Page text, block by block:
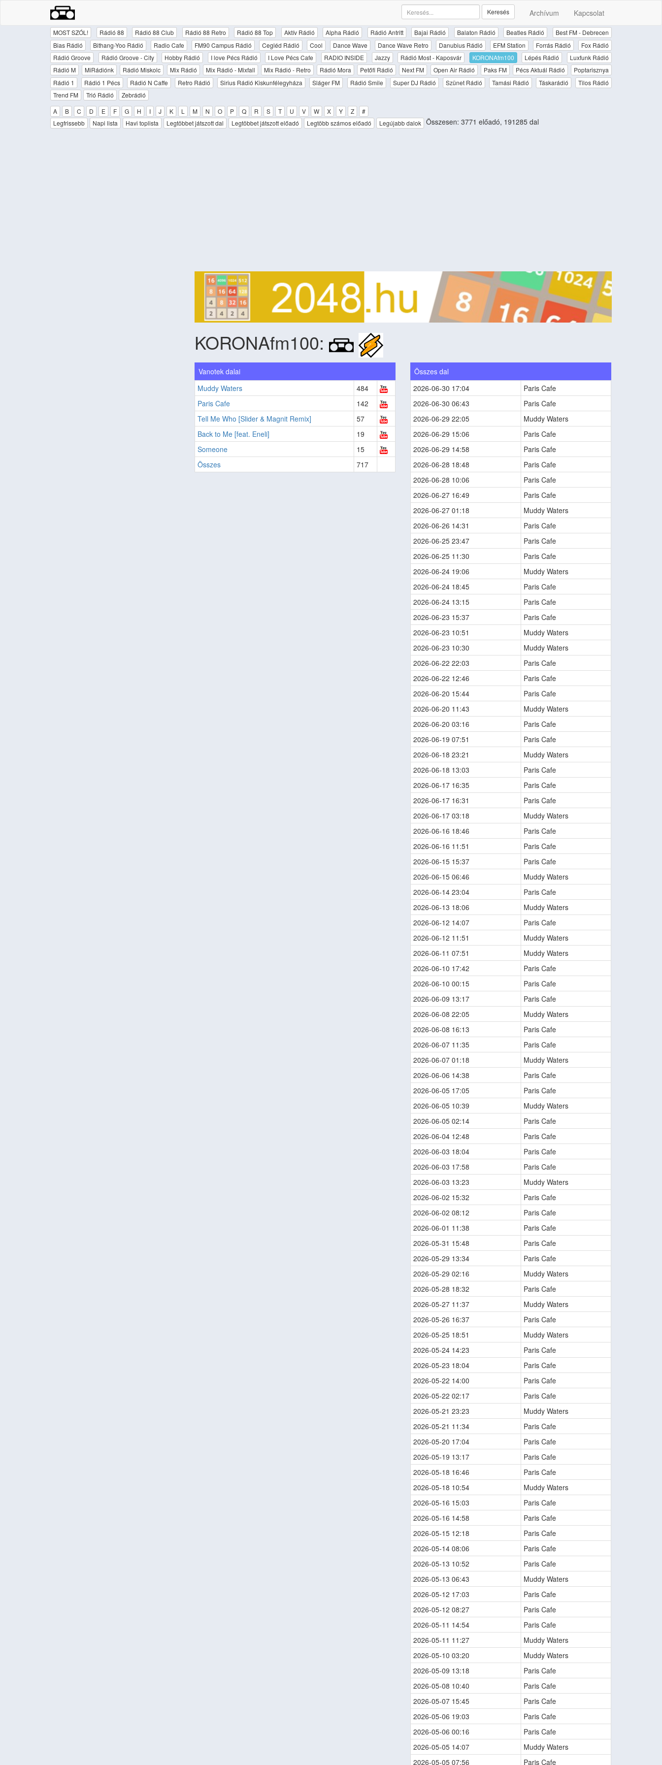
Archívum Kapcsolat
Keresés
MOST SZÓL! Rádió 88 Rádió 88 Club Rádió 88 Retro Rádió 88 Top Aktív Rádió Alpha Rádió Rádió Antritt Bajai Rádió Balaton Rádió Beatles Rádió
Best FM - Debrecen
Bias Rádió
Bithang-Yoo Rádió Radio Cafe FM90 Campus Rádió Cegléd Rádió Cool Dance Wave Dance Wave Retro Danubius Rádió EFM Station Forrás Rádió
Fox Rádió
Rádió Groove
Rádió Groove - City Hobby Rádió I love Pécs Rádió I Love Pécs Cafe RADIO INSIDE Jazzy Rádió Most - Kaposvár KORONAfm100 Lépés Rádió
Luxfunk Rádió
Rádió M
MiRádiónk Rádió Miskolc Mix Rádió Mix Rádió - Mixfall Mix Rádió - Retro Rádió Mora Petőfi Rádió Next FM Open Air Rádió Paks FM Pécs Aktuál Rádió
Poptarisznya
Rádió 1
Rádió 1 Pécs Rádió N Caffe Retro Rádió Sirius Rádió Kiskunfélegyháza Sláger FM Rádió Smile Super DJ Rádió Szünet Rádió Tamási Rádió Táskarádió
Tilos Rádió
Trend FM
Trió Rádió
Zebrádió
A
B C D E F G H I J K L M N O P Q R S T U V W X Y Z
#
Legfrissebb
Napi lista Havi toplista Legtöbbet játszott dal Legtöbbet játszott előadó Legtöbb számos előadó Legújabb dalok Összesen: 3771 előadó, 191285 dal
KORONAfm100:
Vanotek dalai
Muddy Waters
484
Paris Cafe
142
Tell Me Who [Slider & Magnit Remix]
57
Back to Me [feat. Eneli]
19
Someone
15
Összes
717
Összes dal
2026-06-30 17:04
Paris Cafe
2026-06-30 06:43
Paris Cafe
2026-06-29 22:05
Muddy Waters
2026-06-29 15:06
Paris Cafe
2026-06-29 14:58
Paris Cafe
2026-06-28 18:48
Paris Cafe
2026-06-28 10:06
Paris Cafe
2026-06-27 16:49
Paris Cafe
2026-06-27 01:18
Muddy Waters
2026-06-26 14:31
Paris Cafe
2026-06-25 23:47
Paris Cafe
2026-06-25 11:30
Paris Cafe
2026-06-24 19:06
Muddy Waters
2026-06-24 18:45
Paris Cafe
2026-06-24 13:15
Paris Cafe
2026-06-23 15:37
Paris Cafe
2026-06-23 10:51
Muddy Waters
2026-06-23 10:30
Muddy Waters
2026-06-22 22:03
Paris Cafe
2026-06-22 12:46
Paris Cafe
2026-06-20 15:44
Paris Cafe
2026-06-20 11:43
Muddy Waters
2026-06-20 03:16
Paris Cafe
2026-06-19 07:51
Paris Cafe
2026-06-18 23:21
Muddy Waters
2026-06-18 13:03
Paris Cafe
2026-06-17 16:35
Paris Cafe
2026-06-17 16:31
Paris Cafe
2026-06-17 03:18
Muddy Waters
2026-06-16 18:46
Paris Cafe
2026-06-16 11:51
Paris Cafe
2026-06-15 15:37
Paris Cafe
2026-06-15 06:46
Muddy Waters
2026-06-14 23:04
Paris Cafe
2026-06-13 18:06
Muddy Waters
2026-06-12 14:07
Paris Cafe
2026-06-12 11:51
Muddy Waters
2026-06-11 07:51
Muddy Waters
2026-06-10 17:42
Paris Cafe
2026-06-10 00:15
Paris Cafe
2026-06-09 13:17
Paris Cafe
2026-06-08 22:05
Muddy Waters
2026-06-08 16:13
Paris Cafe
2026-06-07 11:35
Paris Cafe
2026-06-07 01:18
Muddy Waters
2026-06-06 14:38
Paris Cafe
2026-06-05 17:05
Paris Cafe
2026-06-05 10:39
Muddy Waters
2026-06-05 02:14
Paris Cafe
2026-06-04 12:48
Paris Cafe
2026-06-03 18:04
Paris Cafe
2026-06-03 17:58
Paris Cafe
2026-06-03 13:23
Muddy Waters
2026-06-02 15:32
Paris Cafe
2026-06-02 08:12
Paris Cafe
2026-06-01 11:38
Paris Cafe
2026-05-31 15:48
Paris Cafe
2026-05-29 13:34
Paris Cafe
2026-05-29 02:16
Muddy Waters
2026-05-28 18:32
Paris Cafe
2026-05-27 11:37
Muddy Waters
2026-05-26 16:37
Paris Cafe
2026-05-25 18:51
Muddy Waters
2026-05-24 14:23
Paris Cafe
2026-05-23 18:04
Paris Cafe
2026-05-22 14:00
Paris Cafe
2026-05-22 02:17
Paris Cafe
2026-05-21 23:23
Muddy Waters
2026-05-21 11:34
Paris Cafe
2026-05-20 17:04
Paris Cafe
2026-05-19 13:17
Paris Cafe
2026-05-18 16:46
Paris Cafe
2026-05-18 10:54
Muddy Waters
2026-05-16 15:03
Paris Cafe
2026-05-16 14:58
Paris Cafe
2026-05-15 12:18
Paris Cafe
2026-05-14 08:06
Paris Cafe
2026-05-13 10:52
Paris Cafe
2026-05-13 06:43
Muddy Waters
2026-05-12 17:03
Paris Cafe
2026-05-12 08:27
Paris Cafe
2026-05-11 14:54
Paris Cafe
2026-05-11 11:27
Muddy Waters
2026-05-10 03:20
Muddy Waters
2026-05-09 13:18
Paris Cafe
2026-05-08 10:40
Paris Cafe
2026-05-07 15:45
Paris Cafe
2026-05-06 19:03
Paris Cafe
2026-05-06 00:16
Paris Cafe
2026-05-05 14:07
Muddy Waters
2026-05-05 07:56
Paris Cafe